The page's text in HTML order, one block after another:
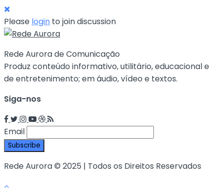
Please login to join discussion
Rede Aurora de Comunicação
Produz conteúdo informativo, utilitário, educacional e
de entretenimento; em áudio, vídeo e textos.
Siga-nos
Email
Rede Aurora © 2025 | Todos os Direitos Reservados